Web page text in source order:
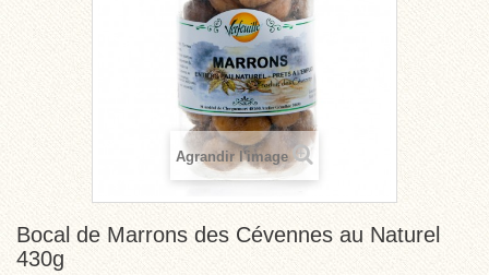
Agrandir l'image
Bocal de Marrons des Cévennes au Naturel
430g